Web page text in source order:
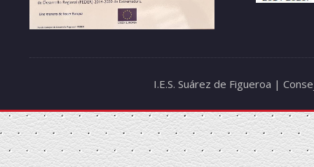
I.E.S. Suárez de Figueroa |